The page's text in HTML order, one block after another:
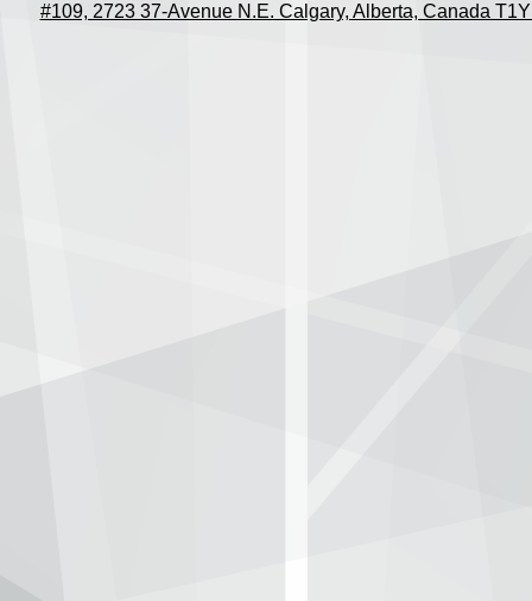
#109, 2723 37-Avenue N.E. Calgary, Alberta, Canada